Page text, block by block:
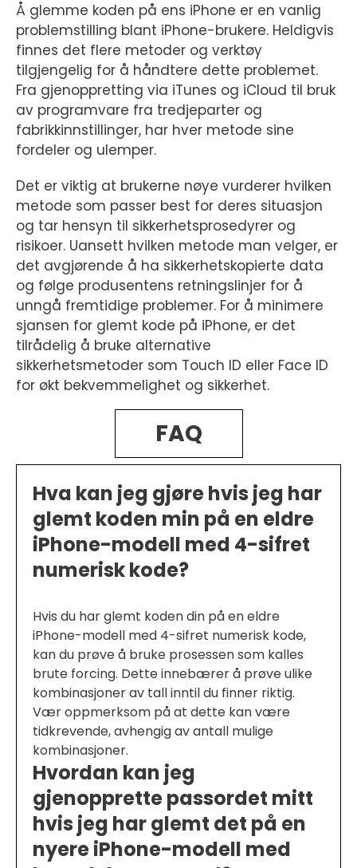
Å glemme koden på ens iPhone er en vanlig
problemstilling blant iPhone-brukere. Heldigvis
finnes det flere metoder og verktøy
tilgjengelig for å håndtere dette problemet.
Fra gjenoppretting via iTunes og iCloud til bruk
av programvare fra tredjeparter og
fabrikkinnstillinger, har hver metode sine
fordeler og ulemper.
Det er viktig at brukerne nøye vurderer hvilken
metode som passer best for deres situasjon
og tar hensyn til sikkerhetsprosedyrer og
risikoer. Uansett hvilken metode man velger, er
det avgjørende å ha sikkerhetskopierte data
og følge produsentens retningslinjer for å
unngå fremtidige problemer. For å minimere
sjansen for glemt kode på iPhone, er det
tilrådelig å bruke alternative
sikkerhetsmetoder som Touch ID eller Face ID
for økt bekvemmelighet og sikkerhet.
FAQ
Hva kan jeg gjøre hvis jeg har
glemt koden min på en eldre
iPhone-modell med 4-sifret
numerisk kode?
Hvis du har glemt koden din på en eldre
iPhone-modell med 4-sifret numerisk kode,
kan du prøve å bruke prosessen som kalles
brute forcing. Dette innebærer å prøve ulike
kombinasjoner av tall inntil du finner riktig.
Vær oppmerksom på at dette kan være
tidkrevende, avhengig av antall mulige
kombinasjoner.
Hvordan kan jeg
gjenopprette passordet mitt
hvis jeg har glemt det på en
nyere iPhone-modell med